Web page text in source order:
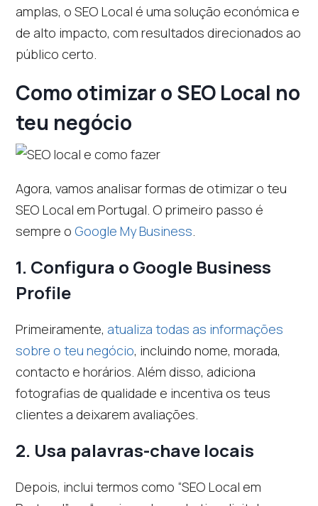
amplas, o SEO Local é uma solução económica e
de alto impacto, com resultados direcionados ao
público certo.
Como otimizar o SEO Local no
teu negócio
Agora, vamos analisar formas de otimizar o teu
SEO Local em Portugal. O primeiro passo é
sempre oGoogle My Business.
1. Configura o Google Business
Profile
Primeiramente, atualiza todas as informações
sobre o teu negócio, incluindo nome, morada,
contacto e horários. Além disso, adiciona
fotografias de qualidade e incentiva os teus
clientes a deixarem avaliações.
2. Usa palavras-chave locais
Depois, inclui termos como “SEO Local em